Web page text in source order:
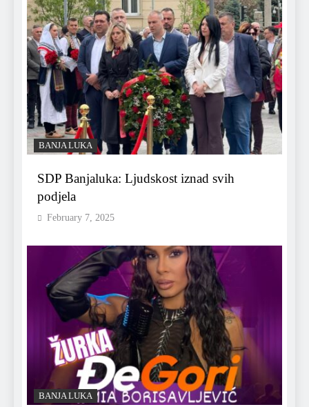
BANJA LUKA
SDP Banjaluka: Ljudskost iznad svih
podjela
February 7, 2025
BANJA LUKA